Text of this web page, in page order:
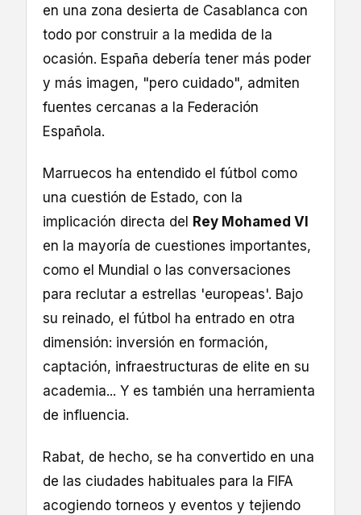
en una zona desierta de Casablanca con
todo por construir a la medida de la
ocasión. España debería tener más poder
y más imagen, "pero cuidado", admiten
fuentes cercanas a la Federación
Española.
Marruecos ha entendido el fútbol como
una cuestión de Estado, con la
implicación directa del Rey Mohamed VI
en la mayoría de cuestiones importantes,
como el Mundial o las conversaciones
para reclutar a estrellas 'europeas'. Bajo
su reinado, el fútbol ha entrado en otra
dimensión: inversión en formación,
captación, infraestructuras de elite en su
academia... Y es también una herramienta
de influencia.
Rabat, de hecho, se ha convertido en una
de las ciudades habituales para la FIFA
acogiendo torneos y eventos y tejiendo